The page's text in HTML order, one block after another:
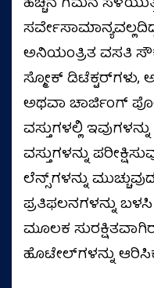
ಅನಿಯಂತ್ರಿತ ವಸತಿ
ಸ್ಮೋಕ್ ಡಿಟೆಕ್ಟರ್‌ಗಳು,
ಅಥವಾ ಚಾರ್ಜಿಂಗ್
ವಸ್ತುಗಳಲ್ಲಿ
ವಸ್ತುಗಳನ್ನು
ಲೆನ್ಸ್‌ಗಳನ್ನು
ಪ್ರತಿಫಲನಗಳನ್ನು ಬಳಸಿ
ಮೂಲಕ
ಹೊಟೇಲ್‌ಗಳನ್ನು